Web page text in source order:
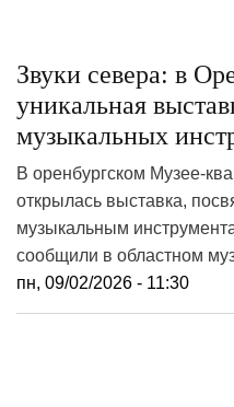
Звуки севера: в
уникальная
музыкальных
В оренбургском Музее-
открылась выставка,
музыкальным
сообщили в областном
пн, 09/02/2026 - 11:30